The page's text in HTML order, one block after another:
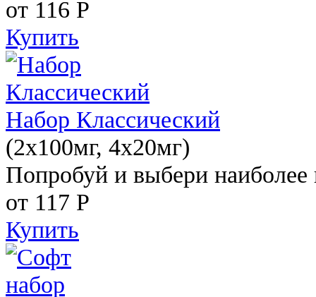
от 116 Р
Купить
Набор Классический
(2x100мг, 4x20мг)
Попробуй и выбери наиболее
от 117 Р
Купить